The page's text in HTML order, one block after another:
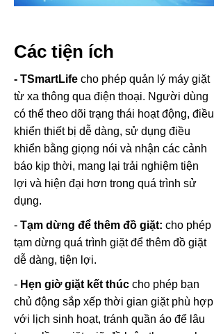
Các tiện ích
- TSmartLife cho phép quản lý máy giặt
từ xa thông qua điện thoại. Người dùng
có thể theo dõi trạng thái hoạt động, điều
khiển thiết bị dễ dàng, sử dụng điều
khiển bằng giọng nói và nhận các cảnh
báo kịp thời, mang lại trải nghiệm tiện
lợi và hiện đại hơn trong quá trình sử
dụng.
- Tạm dừng để thêm đồ giặt: cho phép
tạm dừng quá trình giặt để thêm đồ giặt
dễ dàng, tiện lợi.
- Hẹn giờ giặt kết thúc cho phép bạn
chủ động sắp xếp thời gian giặt phù hợp
với lịch sinh hoạt, tránh quần áo để lâu